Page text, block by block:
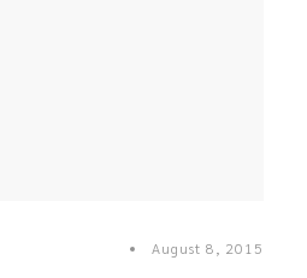
August 8, 2015